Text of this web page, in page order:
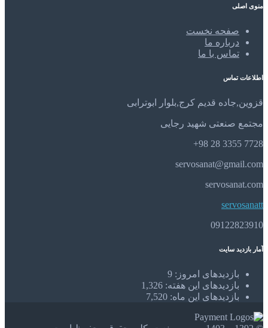
منوی اصلی
صفحه نخست
درباره ما
تماس با ما
اطلاعات تماس
قزوین,جاده قدیم کرج,بلوار ابوترابی
مجتمع صنعتی شهید رجایی
7728 3355 28 98+
servosanat@gmail.com
servosanat.com
servosanatt
09122823910
آمار بازدید سایت
بازدیدهای امروز: 9
بازدیدهای این هفته: 1,326
بازدیدهای این ماه: 7,520